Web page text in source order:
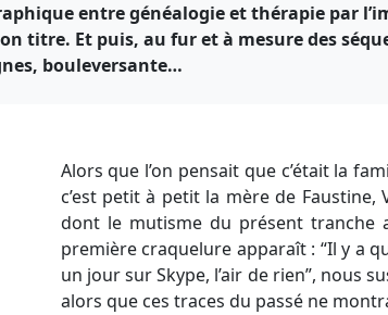
entre généalogie et thérapie par
titre. Et puis, au fur et à mesure des
bouleversante…
Alors que l’on pensait que c’était la
c’est petit à petit la mère de
dont le mutisme du présent tranche
première craquelure apparaît : “Il y a
un jour sur Skype, l’air de rien”, nous
alors que ces traces du passé ne